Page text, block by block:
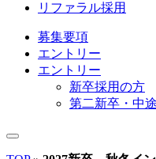
リファラル採用
募集要項
エントリー
エントリー
新卒採用の方
第二新卒・中